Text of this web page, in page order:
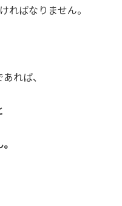
ればなりません。
れば、